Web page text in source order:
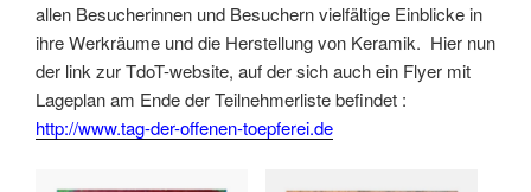
allen Besucherinnen und Besuchern vielfältige Einblicke in
ihre Werkräume und die Herstellung von Keramik. Hier nun
der link zur TdoT-website, auf der sich auch ein Flyer mit
Lageplan am Ende der Teilnehmerliste befindet :
http://www.tag-der-offenen-toepferei.de